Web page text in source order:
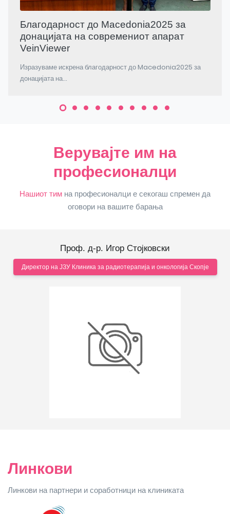
Благодарност до Macedonia2025 за
донацијата на современиот апарат
VeinViewer
Изразуваме искрена благодарност до Macedonia2025 за
донацијата на...
Верувајте им на
професионалци
Нашиот тим на професионалци е секогаш спремен да
оговори на вашите барања
Проф. д-р. Игор Стојковски
Директор на ЈЗУ Клиника за радиотерапија и онкологија Скопје
Линкови
Линкови на партнери и соработници на клиниката